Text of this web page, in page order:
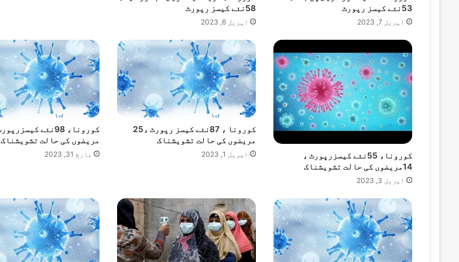
53نئے کیسز رپورٹ
اپریل 7, 2023
58نئے کیسز رپورٹ
اپریل 6, 2023
کورونا، 55نئے کیسزرپورٹ ،
14مریضوں کی حالت تشویشناک
اپریل 3, 2023
کورونا ، 87نئے کیسز رپورٹ ،25
مریضوں کی حالت تشویشناک
اپریل 1, 2023
مریضوں کی حالت تشویشناک
مارچ 31, 2023